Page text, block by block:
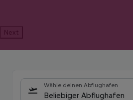
Next
Wähle deinen Abflughafen
Beliebiger Abflughafen